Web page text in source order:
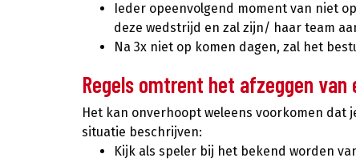
Ieder opeenvolgend moment van niet
deze wedstrijd en zal zijn/ haar team
Na 3x niet op komen dagen, zal het
Regels omtrent het afzeggen van
Het kan onverhoopt weleens voorkomen dat
situatie beschrijven:
Kijk als speler bij het bekend worden